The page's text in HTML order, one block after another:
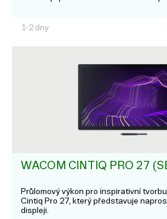
1-2 dny
WACOM CINTIQ PRO 27
Průlomový výkon pro inspirativní
Cintiq Pro 27, který představuje
displeji.